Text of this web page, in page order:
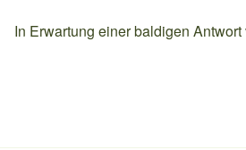
In Erwartung einer baldigen